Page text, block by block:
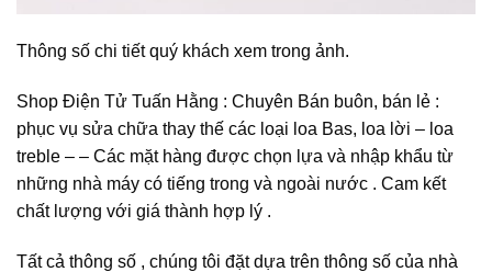
Thông số chi tiết quý khách xem trong ảnh.
Shop Điện Tử Tuấn Hằng : Chuyên Bán buôn, bán lẻ :
phục vụ sửa chữa thay thế các loại loa Bas, loa lời – loa
treble – – Các mặt hàng được chọn lựa và nhập khẩu từ
những nhà máy có tiếng trong và ngoài nước . Cam kết
chất lượng với giá thành hợp lý .
Tất cả thông số , chúng tôi đặt dựa trên thông số của nhà